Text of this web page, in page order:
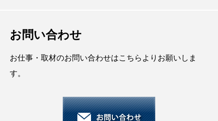
お問い合わせ
お仕事・取材のお問い合わせはこちらよりお願いしま
す。